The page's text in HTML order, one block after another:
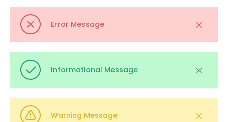
Error Message
Informational Message
Warning Message